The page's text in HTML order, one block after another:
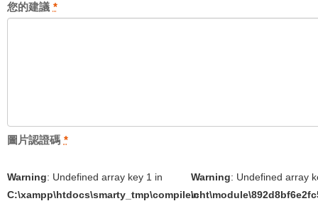
您的建議 *
圖片認證碼 *
Warning: Undefined array key 1 in
Warning: Undefined array
in